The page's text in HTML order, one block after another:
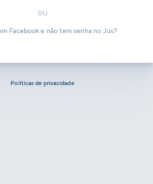
ou
Facebook e não tem senha no Jus?
Políticas de privacidade